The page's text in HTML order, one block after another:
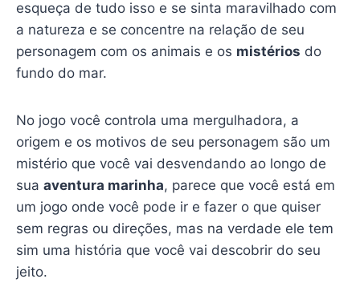
esqueça de tudo isso e se sinta maravilhado com
a natureza e se concentre na relação de seu
personagem com os animais e os mistérios do
fundo do mar.
No jogo você controla uma mergulhadora, a
origem e os motivos de seu personagem são um
mistério que você vai desvendando ao longo de
sua aventura marinha, parece que você está em
um jogo onde você pode ir e fazer o que quiser
sem regras ou direções, mas na verdade ele tem
sim uma história que você vai descobrir do seu
jeito.